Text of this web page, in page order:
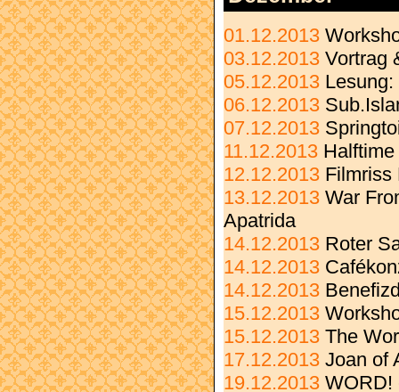
01.12.2013
03.12.2013 Vortrag
05.12.2013
06.12.2013
07.12.2013
11.12.2013 Halftime
12.12.2013 Filmriss
13.12.2013 War
Apatrida
14.12.2013 Roter
14.12.2013
14.12.2013
15.12.2013
15.12.2013 The
17.12.2013 Joan of
19.12.2013 WORD!